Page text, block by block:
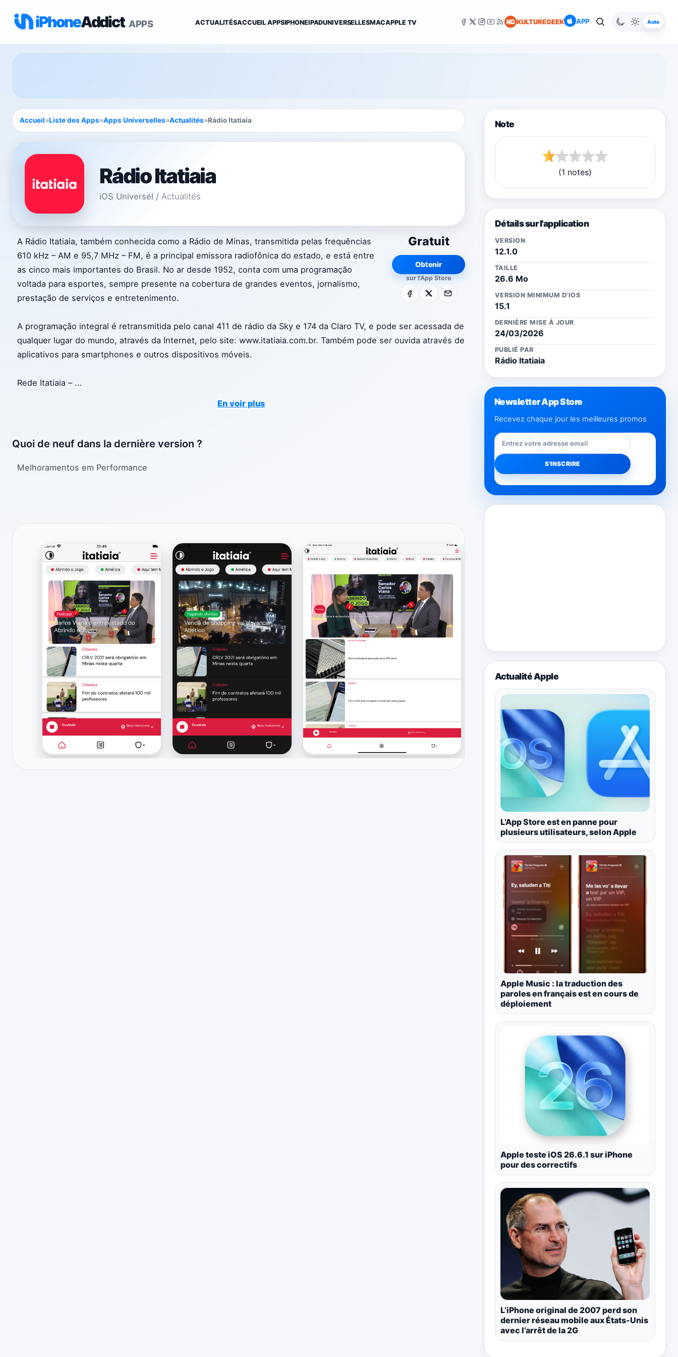
iPhoneAddict APPS ACTUALITÉSACCUEIL APPSIPHONEIPADUNIVERSELLESMACAPPLE TV KG KULTUREGEEK APP Auto
Accueil»Liste des Apps»Apps Universelles»Actualités»Rádio Itatiaia
Rádio Itatiaia
iOS Universel / Actualités
Gratuit
Obtenir
sur l'App Store
Facebook E-mail
A Rádio Itatiaia, também conhecida como a Rádio de Minas, transmitida pelas frequências
610 kHz – AM e 95,7 MHz – FM, é a principal emissora radiofônica do estado, e está entre
as cinco mais importantes do Brasil. No ar desde 1952, conta com uma programação
voltada para esportes, sempre presente na cobertura de grandes eventos, jornalismo,
prestação de serviços e entretenimento.
A programação integral é retransmitida pelo canal 411 de rádio da Sky e 174 da Claro TV, e pode ser acessada de
qualquer lugar do mundo, através da Internet, pelo site: www.itatiaia.com.br. Também pode ser ouvida através de
aplicativos para smartphones e outros dispositivos móveis.
Rede Itatiaia – ...
En voir plus
Quoi de neuf dans la dernière version ?
Melhoramentos em Performance
Note
(1 notes)
Détails sur l'application
VERSION
12.1.0
TAILLE
26.6 Mo
VERSION MINIMUM D'IOS
15.1
DERNIÈRE MISE À JOUR
24/03/2026
PUBLIÉ PAR
Rádio Itatiaia
Newsletter App Store
Recevez chaque jour les meilleures promos
Actualité Apple
L’App Store est en panne pour
plusieurs utilisateurs, selon Apple
Apple Music : la traduction des
paroles en français est en cours de
déploiement
Apple teste iOS 26.6.1 sur iPhone
pour des correctifs
L’iPhone original de 2007 perd son
dernier réseau mobile aux États-Unis
avec l’arrêt de la 2G